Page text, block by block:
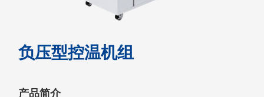
负压型控温机组
产品简介